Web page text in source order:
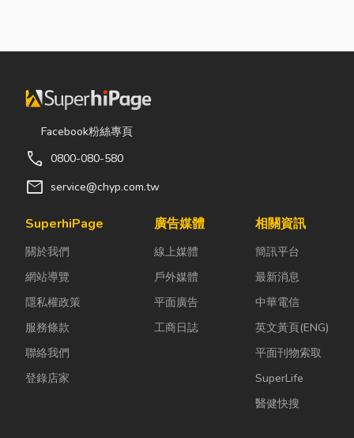
Facebook粉絲專頁
call 0800-080-580
mail service@chyp.com.tw
SuperhiPage
關於我們
網站導覽
隱私權政策
服務條款
聯絡我們
登錄店家
廣告媒體
線上媒體
戶外媒體
平面廣告
工商日誌
相關資訊
簡訊平台
最新消息
中華電信
英文黃頁(ENG)
平面刊物索取
SuperLife
醫健快搜